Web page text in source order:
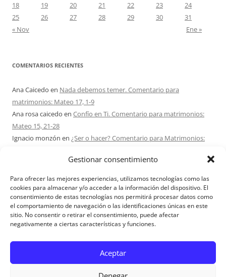
Gestionar consentimiento
Para ofrecer las mejores experiencias, utilizamos tecnologías como las
cookies para almacenar y/o acceder a la información del dispositivo. El
consentimiento de estas tecnologías nos permitirá procesar datos como
el comportamiento de navegación o las identificaciones únicas en este
sitio. No consentir o retirar el consentimiento, puede afectar
negativamente a ciertas características y funciones.
Aceptar
18
19 20 21 22 23
24
25
26 27 28 29 30
31
« Nov
Ene »
COMENTARIOS RECIENTES
Ana Caicedo en Nada debemos temer. Comentario para
matrimonios: Mateo 17, 1-9
Ana rosa caicedo en Confío en Ti. Comentario para matrimonios:
Mateo 15, 21-28
Ignacio monzón en ¿Ser o hacer? Comentario para Matrimonios:
Maria Asuncion Herrero Mendezen¿Ser o hacer? Comentario para
Matrimonios: Mateo 15, 1-2. 10-14
Sandra Karina SolomitaenRETIRO MATRIMONIOS BUENOS AIRES
7 – 9 AGOSTO 2026